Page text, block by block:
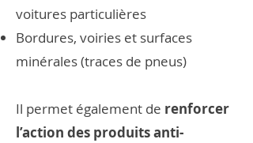
voitures particulières
Bordures, voiries et surfaces
minérales (traces de pneus)
Il permet également de renforcer
l’action des produits anti-